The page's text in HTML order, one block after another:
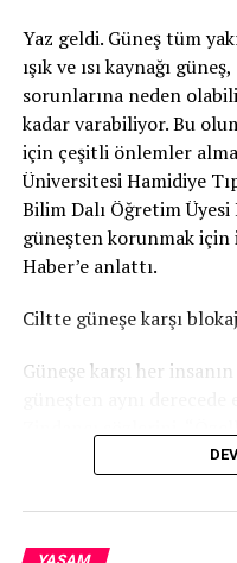
Yaz geldi. Güneş tüm
ışık ve ısı kaynağı
sorunlarına neden
kadar varabiliyor. Bu
için çeşitli önlemler
Üniversitesi Hamidiye
Bilim Dalı Öğretim
güneşten korunmak için
Haber’e anlattı.
Ciltte güneşe karşı
Güneşe karşı her
ten-göz-saç rengine
daha fazla etkileniyor.
şeklinde sürdürüyor.